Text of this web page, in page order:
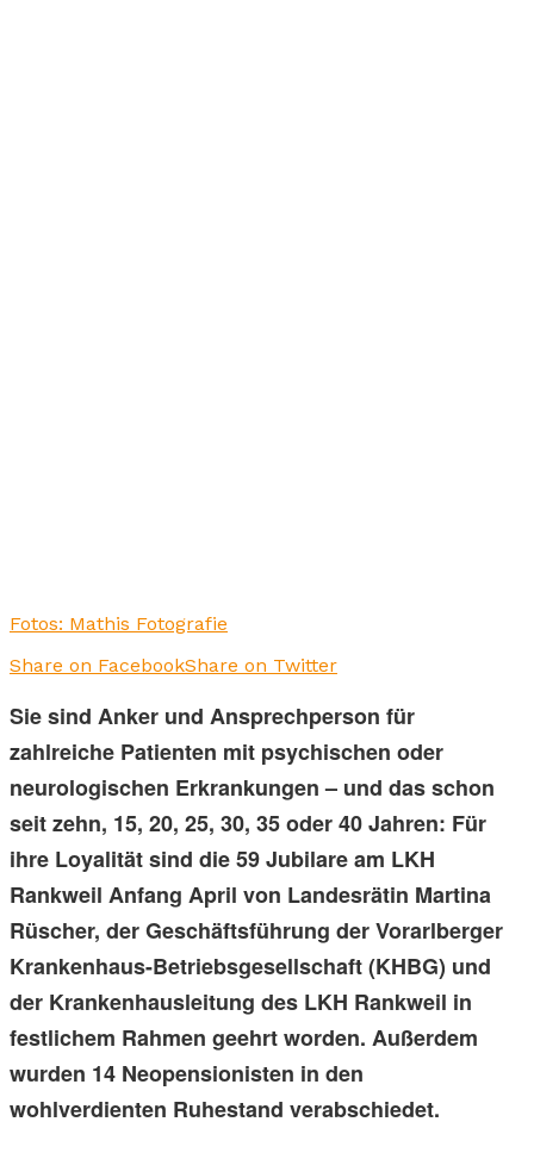
Fotos: Mathis Fotografie
Share on FacebookShare on Twitter
Sie sind Anker und Ansprechperson für
zahlreiche Patienten mit psychischen oder
neurologischen Erkrankungen – und das schon
seit zehn, 15, 20, 25, 30, 35 oder 40 Jahren: Für
ihre Loyalität sind die 59 Jubilare am LKH
Rankweil Anfang April von Landesrätin Martina
Rüscher, der Geschäftsführung der Vorarlberger
Krankenhaus-Betriebsgesellschaft (KHBG) und
der Krankenhausleitung des LKH Rankweil in
festlichem Rahmen geehrt worden. Außerdem
wurden 14 Neopensionisten in den
wohlverdienten Ruhestand verabschiedet.